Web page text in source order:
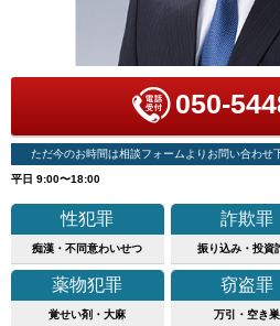
050-
ただ今のお時間は相談フォームよりお問い合わせ
平日 9:00〜18:00
性犯罪
痴漢・不同意わいせつ
詐欺罪
振り込み・投資
薬物犯罪
覚せい剤・大麻
窃盗罪
万引・空き巣